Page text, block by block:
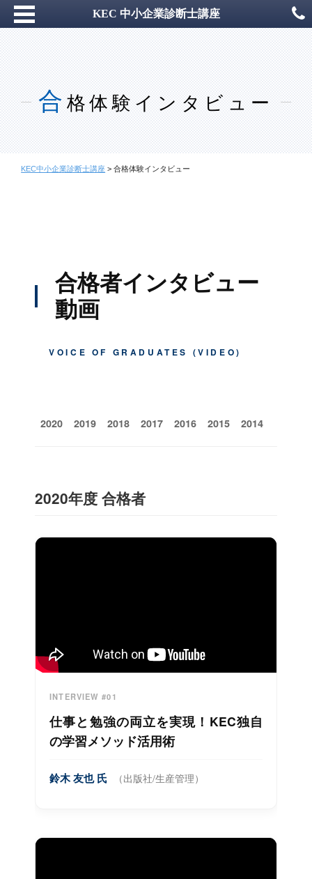
合 格体験インタビュー
KEC中小企業診断士講座 >合格体験インタビュー
合格者インタビュー
動画
VOICE OF GRADUATES (VIDEO)
2020 2019 2018 2017 2016 2015 2014
2020年度 合格者
INTERVIEW #01
仕事と勉強の両立を実現！KEC独自
の学習メソッド活用術
鈴木 友也 氏 （出版社/生産管理）
KEC 中小企業診断士講座